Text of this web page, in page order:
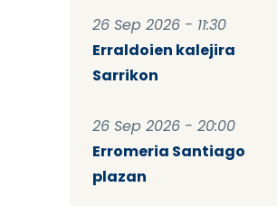
26 Sep 2026 - 11:30
Erraldoien kalejira
Sarrikon
26 Sep 2026 - 20:00
Erromeria Santiago
plazan